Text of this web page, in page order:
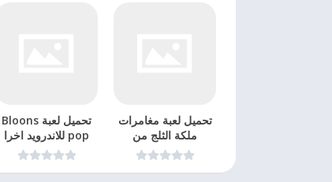
تحميل لعبة مغامرات
ملكة الثلج من
Disney للاندرويد
تحميل لعبة Bloons
pop للاندرويد اخرا
تحديث